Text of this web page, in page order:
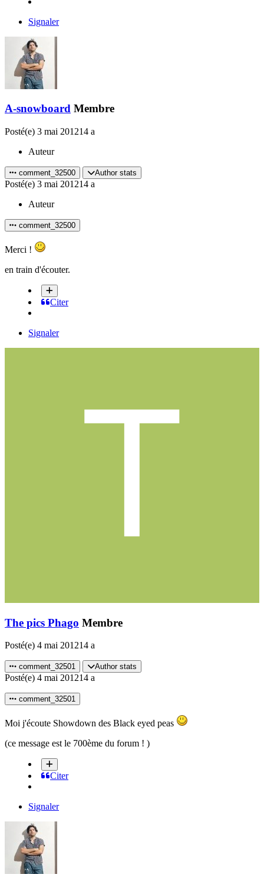
Signaler
A-snowboard Membre
Posté(e) 3 mai 201214 a
Auteur
comment_32500 Author stats
Posté(e) 3 mai 201214 a
Auteur
comment_32500
Merci !
en train d'écouter.
Citer
Signaler
The pics Phago Membre
Posté(e) 4 mai 201214 a
comment_32501 Author stats
Posté(e) 4 mai 201214 a
comment_32501
Moi j'écoute Showdown des Black eyed peas
(ce message est le 700ème du forum ! )
Citer
Signaler